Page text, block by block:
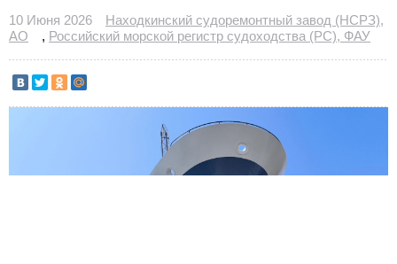
10 Июня 2026
Находкинский судоремонтный завод (НСРЗ),
АО
, Российский морской регистр судоходства (РС), ФАУ